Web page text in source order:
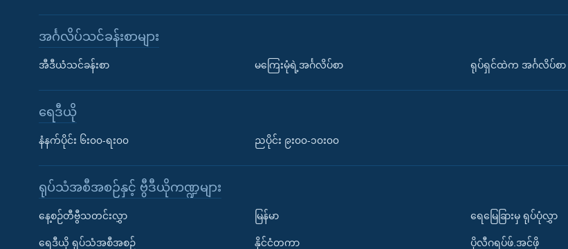
အင်္ဂလိပ်သင်ခန်းစာများ
အီဒီယံသင်ခန်းစာ မကြေးမုံရဲ့အင်္ဂလိပ်စာ ရုပ်ရှင်ထဲက အင်္ဂလိပ်စာ
ရေဒီယို
နံနက်ပိုင်း ၆း၀၀-ရး၀၀ ညပိုင်း ၉း၀၀-၁၀း၀၀
ရုပ်သံအစီအစဉ်နှင့် ဗွီဒီယိုကဏ္ဍများ
နေ့စဉ်တီဗွီသတင်းလွှာ
ရေဒီယို ရုပ်သံအစီအစဉ်
မြန်မာ
နိုင်ငံတကာ
ရေမြေခြားမှ ရုပ်ပုံလွှာ
ပိုလီဂရပ်ဖ်.အင်ဖို